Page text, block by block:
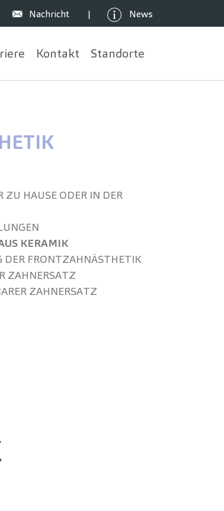
Nachricht | News
Kontakt Standorte
ZU HAUSE ODER IN DER
KERAMIK
DER FRONT­ZAHN­ÄSTHETIK
ZAHN­ERSATZ
ZAHN­ERSATZ